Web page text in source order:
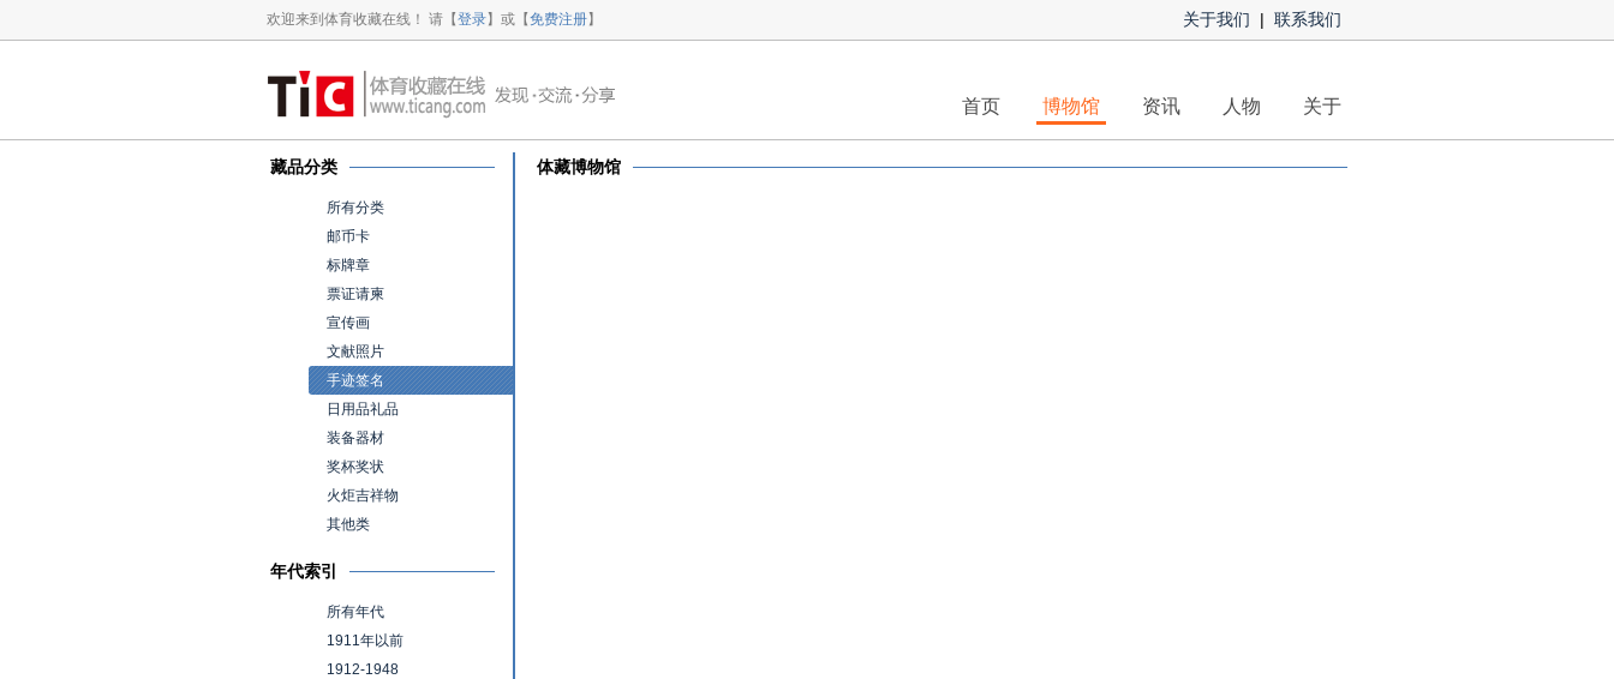
欢迎来到体育收藏在线！ 请【登录】或【免费注册】 关于我们 | 联系我们
首页 博物馆 资讯 人物 关于
藏品分类
所有分类
邮币卡
标牌章
票证请柬
宣传画
文献照片
手迹签名
日用品礼品
装备器材
奖杯奖状
火炬吉祥物
其他类
年代索引
所有年代
1911年以前
1912-1948
体藏博物馆